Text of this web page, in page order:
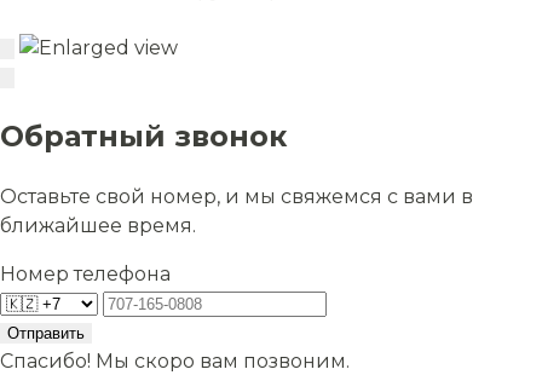
Обратный звонок
Оставьте свой номер, и мы свяжемся с вами в
ближайшее время.
Номер телефона
Отправить
Спасибо! Мы скоро вам позвоним.